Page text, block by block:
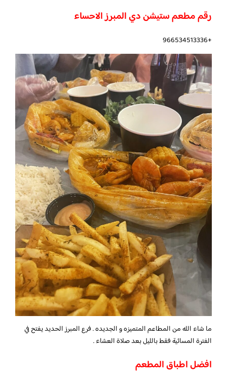
رقم مطعم ستيشن دي المبرز الاحساء
+966534513336
ما شاء الله من المطاعم المتميزه و الجديده . فرع المبرز الحديد يفتح في
الفترة المسائية فقط بالليل بعد صلاة العشاء .
افضل اطباق المطعم